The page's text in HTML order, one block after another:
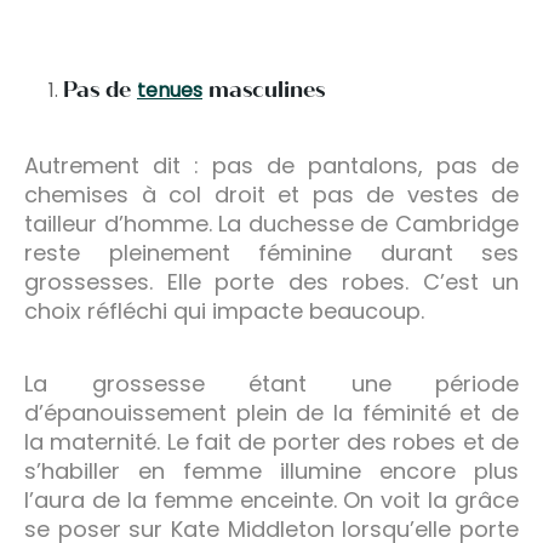
Pas de tenues masculines
Autrement dit : pas de pantalons, pas de
chemises à col droit et pas de vestes de
tailleur d’homme. La duchesse de Cambridge
reste pleinement féminine durant ses
grossesses. Elle porte des robes. C’est un
choix réfléchi qui impacte beaucoup.
La grossesse étant une période
d’épanouissement plein de la féminité et de
la maternité. Le fait de porter des robes et de
s’habiller en femme illumine encore plus
l’aura de la femme enceinte. On voit la grâce
se poser sur Kate Middleton lorsqu’elle porte